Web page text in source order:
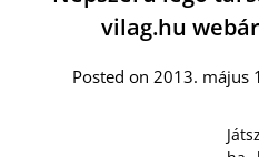
vilag.hu
Posted on 2013. május